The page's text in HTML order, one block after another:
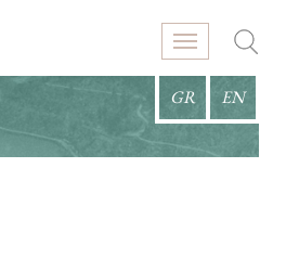
GR EN